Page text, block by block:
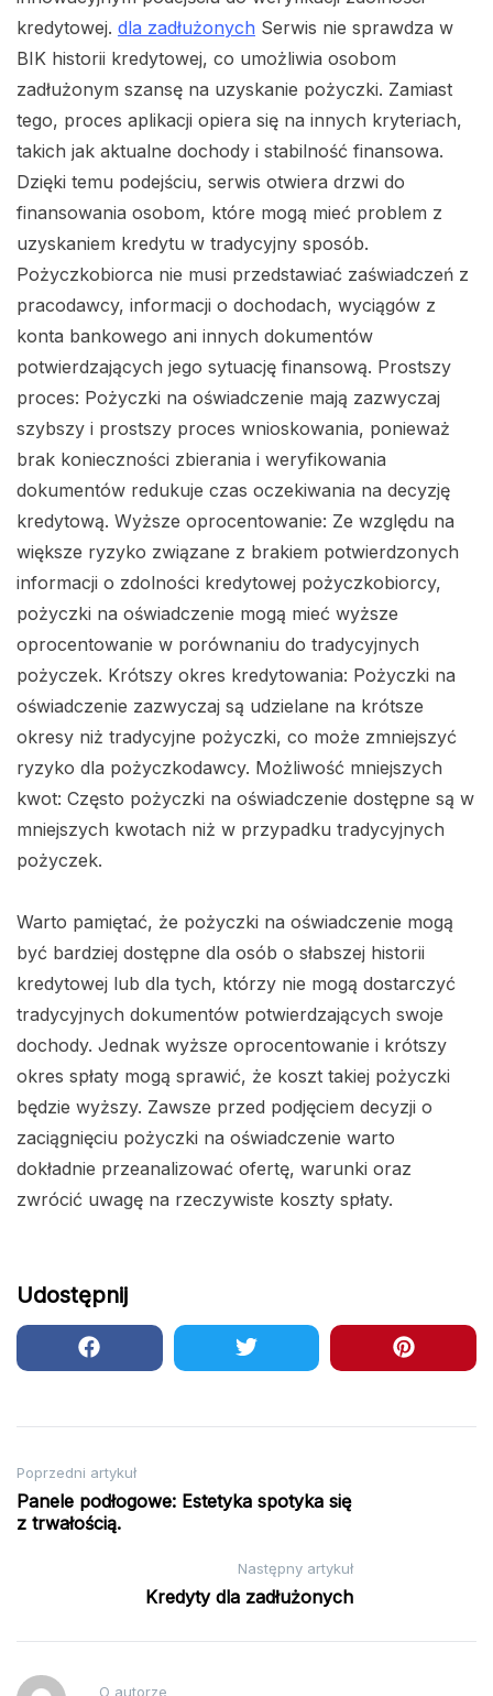
kredytowej. dla zadłużonych Serwis nie sprawdza w
BIK historii kredytowej, co umożliwia osobom
zadłużonym szansę na uzyskanie pożyczki. Zamiast
tego, proces aplikacji opiera się na innych kryteriach,
takich jak aktualne dochody i stabilność finansowa.
Dzięki temu podejściu, serwis otwiera drzwi do
finansowania osobom, które mogą mieć problem z
uzyskaniem kredytu w tradycyjny sposób.
Pożyczkobiorca nie musi przedstawiać zaświadczeń z
pracodawcy, informacji o dochodach, wyciągów z
konta bankowego ani innych dokumentów
potwierdzających jego sytuację finansową. Prostszy
proces: Pożyczki na oświadczenie mają zazwyczaj
szybszy i prostszy proces wnioskowania, ponieważ
brak konieczności zbierania i weryfikowania
dokumentów redukuje czas oczekiwania na decyzję
kredytową. Wyższe oprocentowanie: Ze względu na
większe ryzyko związane z brakiem potwierdzonych
informacji o zdolności kredytowej pożyczkobiorcy,
pożyczki na oświadczenie mogą mieć wyższe
oprocentowanie w porównaniu do tradycyjnych
pożyczek. Krótszy okres kredytowania: Pożyczki na
oświadczenie zazwyczaj są udzielane na krótsze
okresy niż tradycyjne pożyczki, co może zmniejszyć
ryzyko dla pożyczkodawcy. Możliwość mniejszych
kwot: Często pożyczki na oświadczenie dostępne są w
mniejszych kwotach niż w przypadku tradycyjnych
pożyczek.
Warto pamiętać, że pożyczki na oświadczenie mogą
być bardziej dostępne dla osób o słabszej historii
kredytowej lub dla tych, którzy nie mogą dostarczyć
tradycyjnych dokumentów potwierdzających swoje
dochody. Jednak wyższe oprocentowanie i krótszy
okres spłaty mogą sprawić, że koszt takiej pożyczki
będzie wyższy. Zawsze przed podjęciem decyzji o
zaciągnięciu pożyczki na oświadczenie warto
dokładnie przeanalizować ofertę, warunki oraz
zwrócić uwagę na rzeczywiste koszty spłaty.
Udostępnij
Nawigacja
wpisu
Poprzedni artykuł
Panele podłogowe: Estetyka spotyka się
z trwałością.
Następny artykuł
Kredyty dla zadłużonych
O autorze